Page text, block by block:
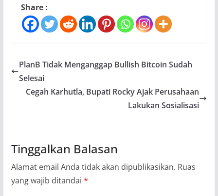
Share :
PlanB Tidak Menganggap Bullish Bitcoin Sudah
Selesai
Cegah Karhutla, Bupati Rocky Ajak Perusahaan
Lakukan Sosialisasi
Tinggalkan Balasan
Alamat email Anda tidak akan dipublikasikan. Ruas
yang wajib ditandai *